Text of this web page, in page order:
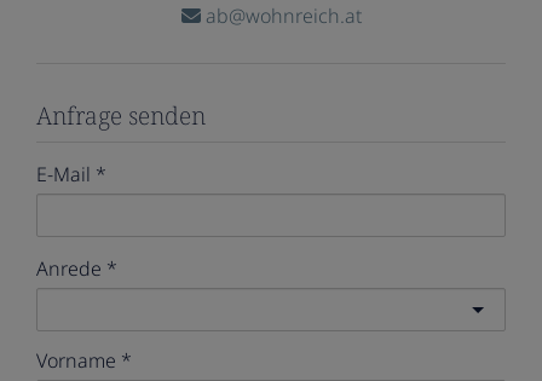
ab@wohnreich.at
Anfrage senden
E-Mail
Anrede
Vorname